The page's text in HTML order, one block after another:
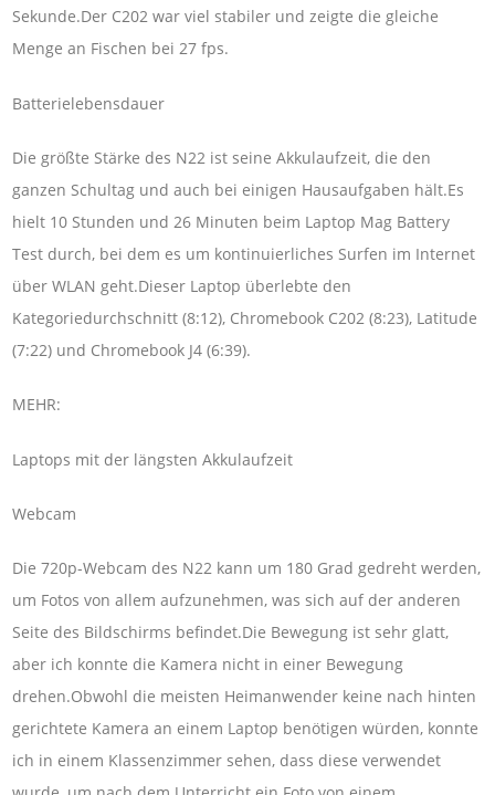
Sekunde.Der C202 war viel stabiler und zeigte die gleiche
Menge an Fischen bei 27 fps.
Batterielebensdauer
Die größte Stärke des N22 ist seine Akkulaufzeit, die den
ganzen Schultag und auch bei einigen Hausaufgaben hält.Es
hielt 10 Stunden und 26 Minuten beim Laptop Mag Battery
Test durch, bei dem es um kontinuierliches Surfen im Internet
über WLAN geht.Dieser Laptop überlebte den
Kategoriedurchschnitt (8:12), Chromebook C202 (8:23), Latitude
(7:22) und Chromebook J4 (6:39).
MEHR:
Laptops mit der längsten Akkulaufzeit
Webcam
Die 720p-Webcam des N22 kann um 180 Grad gedreht werden,
um Fotos von allem aufzunehmen, was sich auf der anderen
Seite des Bildschirms befindet.Die Bewegung ist sehr glatt,
aber ich konnte die Kamera nicht in einer Bewegung
drehen.Obwohl die meisten Heimanwender keine nach hinten
gerichtete Kamera an einem Laptop benötigen würden, konnte
ich in einem Klassenzimmer sehen, dass diese verwendet